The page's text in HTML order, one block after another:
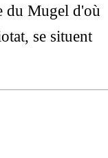
du Mugel d'où
se situent